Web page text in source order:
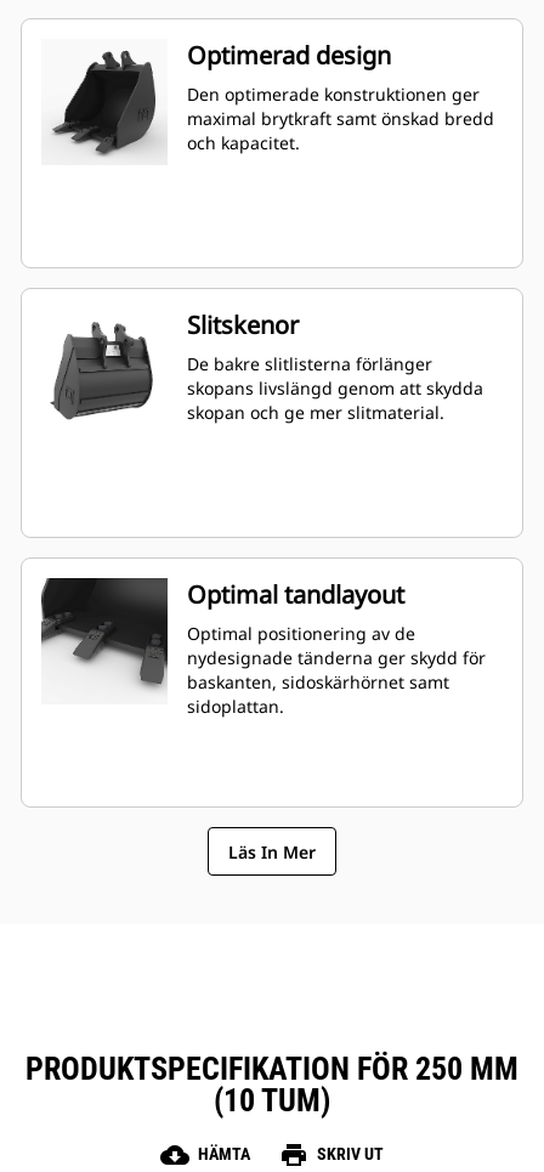
Optimerad design
Den optimerade konstruktionen ger
maximal brytkraft samt önskad bredd
och kapacitet.
Slitskenor
De bakre slitlisterna förlänger
skopans livslängd genom att skydda
skopan och ge mer slitmaterial.
Optimal tandlayout
Optimal positionering av de
nydesignade tänderna ger skydd för
baskanten, sidoskärhörnet samt
sidoplattan.
Läs In Mer
PRODUKTSPECIFIKATION FÖR 250 MM
(10 TUM)
cloud_download HÄMTA print SKRIV UT